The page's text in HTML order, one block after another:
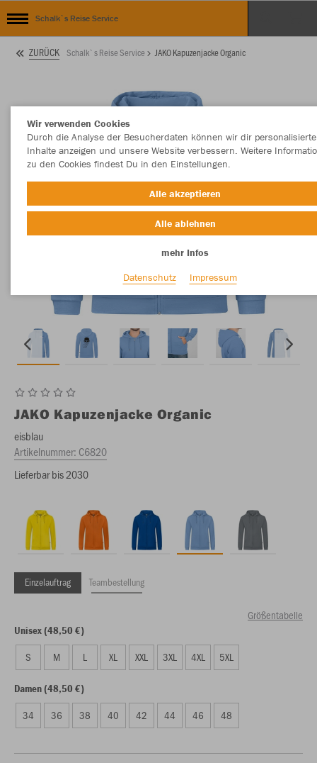
Schalk`s Reise Service
ZURÜCK Schalk`s Reise Service JAKO Kapuzenjacke Organic
JAKO Kapuzenjacke Organic
eisblau
Artikelnummer: C6820
Lieferbar bis 2030
Einzelauftrag Teambestellung
Größentabelle
Unisex (48,50 €)
S M L XL XXL 3XL 4XL 5XL
Damen (48,50 €)
34 36 38 40 42 44 46 48
Wir verwenden Cookies
Durch die Analyse der Besucherdaten können wir dir personalisierte
Inhalte anzeigen und unsere Website verbessern. Weitere
zu den Cookies findest Du in den Einstellungen.
Alle akzeptieren
Alle ablehnen
mehr Infos
Datenschutz
Impressum